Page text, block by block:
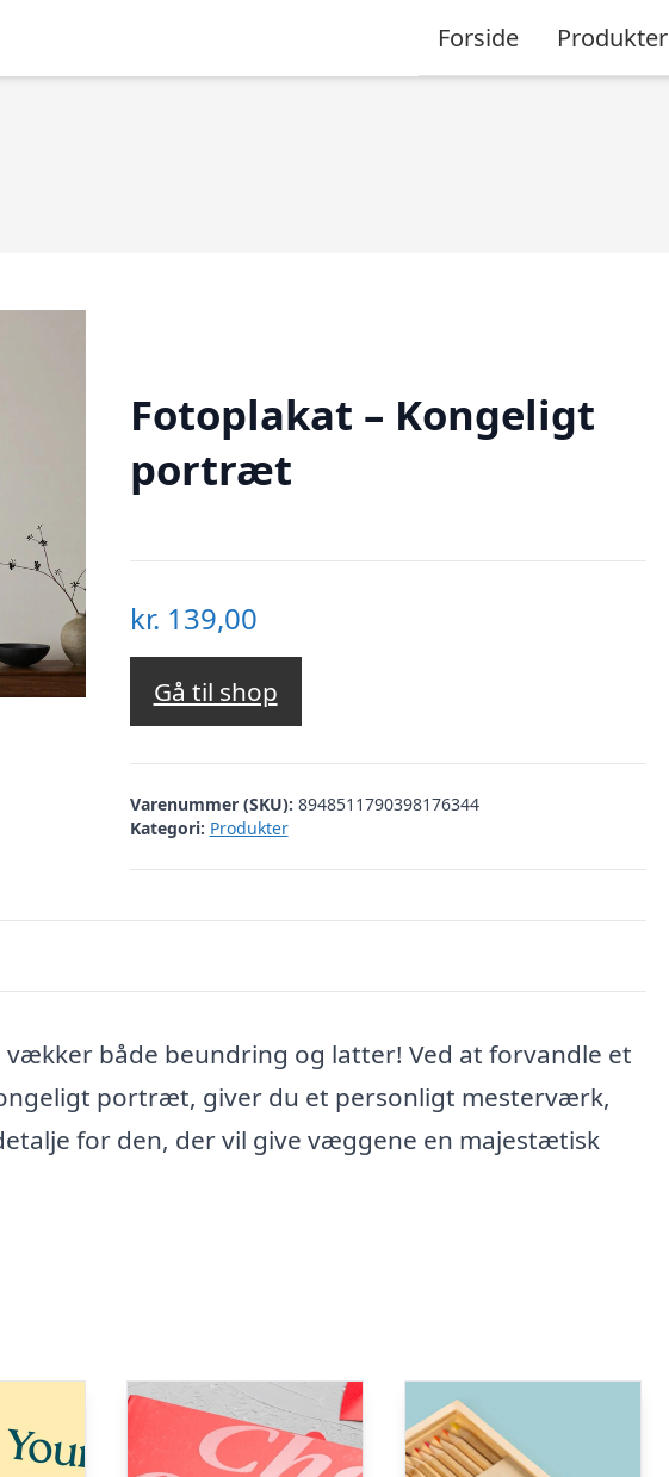
Forside Produkter
Fotoplakat – Kongeligt
portræt
kr. 139,00
Gå til shop
Varenummer (SKU): 8948511790398176344
Kategori: Produkter
både beundring og latter! Ved at forvandle et
portræt, giver du et personligt mesterværk,
for den, der vil give væggene en majestætisk